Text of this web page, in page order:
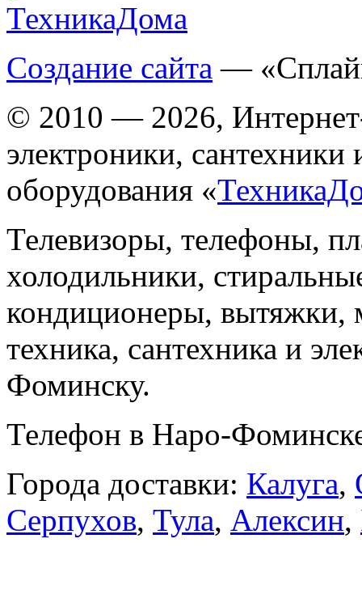
Создание сайта —
© 2010 — 2026,
электроники, сантехники
оборудования «
Телевизоры, телефоны,
холодильники,
кондиционеры, вытяжки,
техника, сантехника и
Фоминску.
Телефон в Наро-
Города доставки: Калуга,
Серпухов, Тула, Алексин,